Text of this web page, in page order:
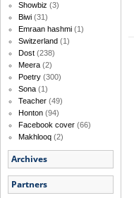
Showbiz (3)
Biwi (31)
Emraan hashmi (1)
Switzerland (1)
Dost (238)
Meera (2)
Poetry (300)
Sona (1)
Teacher (49)
Honton (94)
Facebook cover (66)
Makhlooq (2)
Archives
Partners